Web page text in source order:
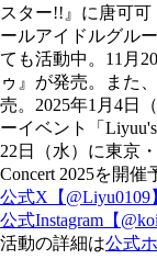
スター!!』に唐可
ールアイドルグル
ても活動中。11月
ゥ』が発売。また
売。2025年1月4日
ーイベント「
22日（水）に東京
Concert 2025を開催
公式X【@Liyu0109
公式Instagram【
活動の詳細は公式